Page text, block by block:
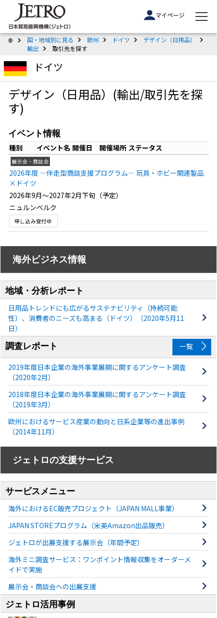
マイページ
国・地域別に見る 欧州 ドイツ
デザイン（日用品）
輸出
取引先を探す
ドイツ
デザイン（日用品）(輸出/取引先を探
す)
イベント情報
種別
イベント名 開催日 開催場所 ステータス
展示会・商談会
2026年度 ―伴走型商談支援プログラム― 玩具・ホビー関連製品
×ドイツ
2026年9月～2027年2月下旬（予定）
ニュルンベルク
申し込み受付中
海外ビジネス情報
地域・分析レポート
日用品トレンドにも広がるサステナビリティ（持続可能
性）、消費者のニーズも高まる（ドイツ）（2020年5月11
日）
調査レポート
一覧
2019年度日本企業の海外事業展開に関するアンケート調査
（2020年2月）
2018年度日本企業の海外事業展開に関するアンケート調査
（2019年3月）
欧州におけるサービス産業の動向と日系企業等の進出事例
（2014年11月）
ジェトロの支援サービス
サービスメニュー
海外におけるEC販売プロジェクト（JAPAN MALL事業）
JAPAN STOREプログラム（米英Amazon出品販売）
ジェトロが出展支援する展示会（年間予定）
海外ミニ調査サービス：ワンポイント情報収集をオーダーメ
イドで実施
展示会・商談会への出展支援
ジェトロ活用事例